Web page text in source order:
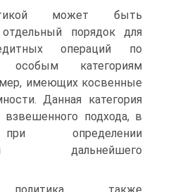
может быть
порядок для
операций по
категориям
имеющих косвенные
Данная категория
взвешенного подхода, в
определении
дальнейшего